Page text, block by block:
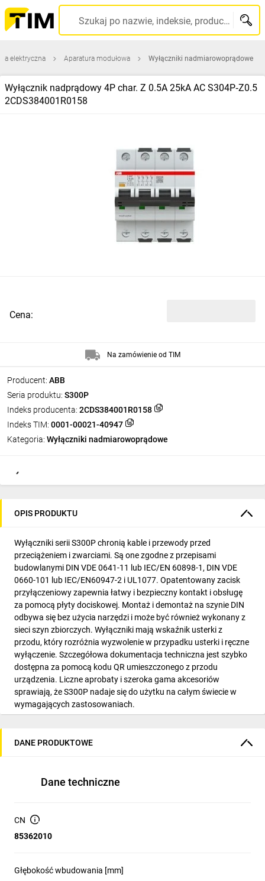
Szukaj po nazwie, indeksie, producencie, kodzie kreskowym...
elektryczna Aparatura modułowa Wyłączniki nadmiarowoprądowe
Wyłącznik nadprądowy 4P char. Z 0.5A 25kA AC S304P‑Z0.5
2CDS384001R0158
Producent: ABB
Seria produktu: S300P
Indeks producenta: 2CDS384001R0158
Indeks TIM: 0001-00021-40947
Kategoria: Wyłączniki nadmiarowoprądowe
Cena:
Na zamówienie od TIM
OPIS PRODUKTU
Wyłączniki serii S300P chronią kable i przewody przed
przeciążeniem i zwarciami. Są one zgodne z przepisami
budowlanymi DIN VDE 0641-11 lub IEC/EN 60898-1, DIN VDE
0660-101 lub IEC/EN60947-2 i UL1077. Opatentowany zacisk
przyłączeniowy zapewnia łatwy i bezpieczny kontakt i obsługę
za pomocą płyty dociskowej. Montaż i demontaż na szynie DIN
odbywa się bez użycia narzędzi i może być również wykonany z
sieci szyn zbiorczych. Wyłączniki mają wskaźnik usterki z
przodu, który rozróżnia wyzwolenie w przypadku usterki i ręczne
wyłączenie. Szczegółowa dokumentacja techniczna jest szybko
dostępna za pomocą kodu QR umieszczonego z przodu
urządzenia. Liczne aprobaty i szeroka gama akcesoriów
sprawiają, że S300P nadaje się do użytku na całym świecie w
wymagających zastosowaniach.
DANE PRODUKTOWE
Dane techniczne
CN
85362010
Głębokość wbudowania [mm]